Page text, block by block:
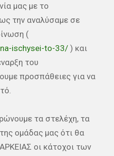
μας με το
την αναλύσαμε σε
(
ischysei-to-33/ ) και
του
προσπάθειες για να
τα στελέχη, τα
ομάδας μας ότι θα
οι κάτοχοι των